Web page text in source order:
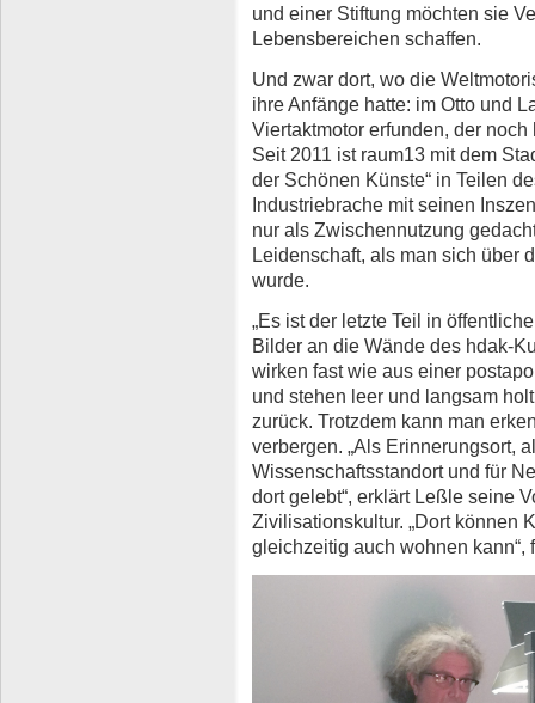
und einer Stiftung möchten sie
Lebensbereichen schaffen.
Und zwar dort, wo die
ihre Anfänge hatte: im Otto und
Viertaktmotor erfunden, der
Seit 2011 ist raum13 mit dem
der Schönen Künste“ in Teilen
Industriebrache mit seinen
nur als Zwischennutzung
Leidenschaft, als man sich über
wurde.
„Es ist der letzte Teil in
Bilder an die Wände des hdak-
wirken fast wie aus einer
und stehen leer und langsam
zurück. Trotzdem kann man
verbergen. „Als Erinnerungsort,
Wissenschaftsstandort und für
dort gelebt“, erklärt Leßle seine
Zivilisationskultur. „Dort können
gleichzeitig auch wohnen kann“,